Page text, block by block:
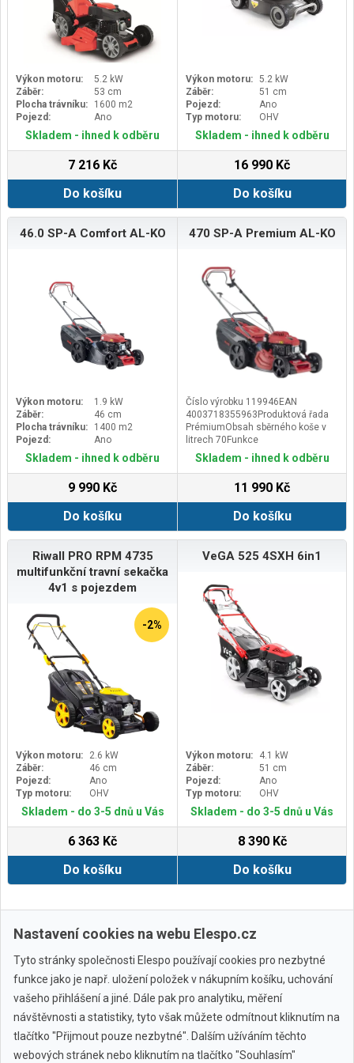
krabice v cm 88 CMGarantovaná
hlučnost [db (A)] 96Automatický
sytič anoŠířka záběru v cm 46
Výkon motoru:
5.2 kW
Záběr:
53 cm
Plocha trávníku:
1600 m2
Pojezd:
Ano
Skladem - ihned k odběru
7 216 Kč
Do košíku
Výkon motoru: 5.2 kW
Záběr:
51 cm
Pojezd:
Ano
Typ motoru:
OHV
Skladem - ihned k odběru
16 990 Kč
Do košíku
46.0 SP-A Comfort AL-KO
Výkon motoru:
1.9 kW
Záběr:
46 cm
Plocha trávníku:
1400 m2
Pojezd:
Ano
Skladem - ihned k odběru
9 990 Kč
Do košíku
470 SP-A Premium AL-KO
Číslo výrobku 119946EAN
4003718355963Produktová řada
PrémiumObsah sběrného koše v
litrech 70Funkce
4inOnefunctionFunkce Boční
vyhazování, Mulčování, Sbírání,
SečeníZdvihový objem v ccm
166Výkon kW 2,6Tělo sekačky
ocelový plechMotor AL-KO Pro 170
QSSVýrobce motoru AL-KO
Kol 200/280Kola s kuličkovými
ložisky anoPracovní šířka v cm
centrálně, 7 polohOtáčky za
minutu 2 800Hmotnost cca v kg
Skladem - ihned k odběru
11 990 Kč
Do košíku
Riwall PRO RPM 4735
multifunkční travní sekačka
4v1 s pojezdem
-2%
Výkon motoru:
2.6 kW
Záběr:
46 cm
Pojezd:
Ano
Typ motoru:
OHV
Skladem - do 3-5 dnů u Vás
6 363 Kč
Do košíku
VeGA 525 4SXH 6in1
Výkon motoru:
4.1 kW
Záběr:
51 cm
Pojezd:
Ano
Typ motoru:
OHV
Skladem - do 3-5 dnů u Vás
8 390 Kč
Do košíku
Další › Poslední »
Všechny značky
Nastavení cookies na webu Elespo.cz
Tyto stránky společnosti Elespo používají cookies pro nezbytné
funkce jako je např. uložení položek v nákupním košíku, uchování
vašeho přihlášení a jiné. Dále pak pro analytiku, měření
návštěvnosti a statistiky, tyto však můžete odmítnout kliknutím na
tlačítko "Přijmout pouze nezbytné". Dalším užíváním těchto
webových stránek nebo kliknutím na tlačítko "Souhlasím"